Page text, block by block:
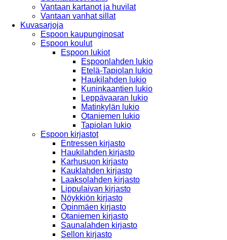
Vantaan kartanot ja huvilat
Vantaan vanhat sillat
Kuvasarjoja
Espoon kaupunginosat
Espoon koulut
Espoon lukiot
Espoonlahden lukio
Etelä-Tapiolan lukio
Haukilahden lukio
Kuninkaantien lukio
Leppävaaran lukio
Matinkylän lukio
Otaniemen lukio
Tapiolan lukio
Espoon kirjastot
Entressen kirjasto
Haukilahden kirjasto
Karhusuon kirjasto
Kauklahden kirjasto
Laaksolahden kirjasto
Lippulaivan kirjasto
Nöykkiön kirjasto
Opinmäen kirjasto
Otaniemen kirjasto
Saunalahden kirjasto
Sellon kirjasto